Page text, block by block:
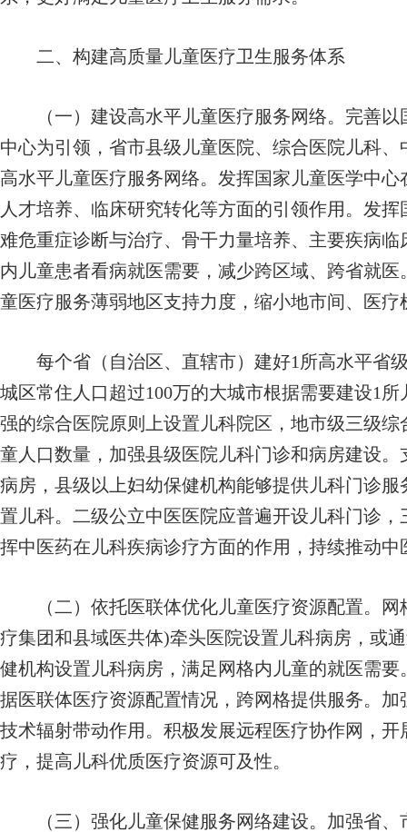
二、构建高质量儿童医疗卫生服务体系
（一）建设高水平儿童医疗服务网络。完善以
中心为引领，省市县级儿童医院、综合医院儿科
高水平儿童医疗服务网络。发挥国家儿童医学中
人才培养、临床研究转化等方面的引领作用。发
难危重症诊断与治疗、骨干力量培养、主要疾病
内儿童患者看病就医需要，减少跨区域、跨省就
童医疗服务薄弱地区支持力度，缩小地市间、医
每个省（自治区、直辖市）建好1所高水平省
城区常住人口超过100万的大城市根据需要建设1
强的综合医院原则上设置儿科院区，地市级三级
童人口数量，加强县级医院儿科门诊和病房建设
病房，县级以上妇幼保健机构能够提供儿科门诊
置儿科。二级公立中医医院应普遍开设儿科门诊
挥中医药在儿科疾病诊疗方面的作用，持续推动中
（二）依托医联体优化儿童医疗资源配置。网
疗集团和县域医共体)牵头医院设置儿科病房，或
健机构设置儿科病房，满足网格内儿童的就医需
据医联体医疗资源配置情况，跨网格提供服务。
技术辐射带动作用。积极发展远程医疗协作网，
疗，提高儿科优质医疗资源可及性。
（三）强化儿童保健服务网络建设。加强省、